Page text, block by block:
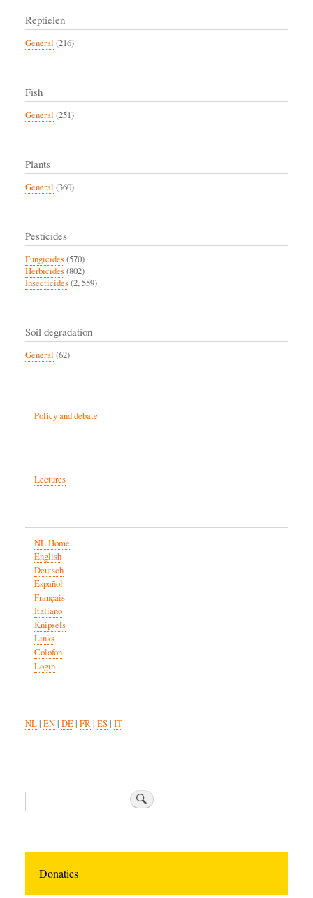
Reptielen
General (216)
Fish
General (251)
Plants
General (360)
Pesticides
Fungicides(570)
Herbicides(802)
Insecticides(2, 559)
Soil degradation
General (62)
Policy and debate
Lectures
NL Home
English
Deutsch
Español
Français
Italiano
Knipsels
Links
Colofon
Login
NL| EN| DE| FR| ES| IT
Search
Donaties